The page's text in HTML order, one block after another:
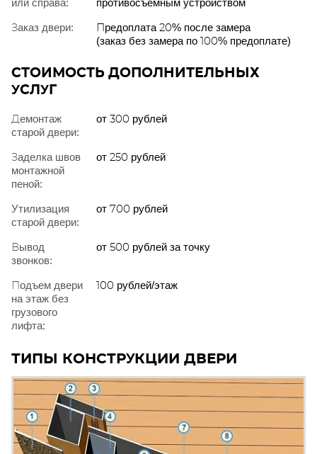
Заказ двери:
Предоплата 20% после замера
(заказ без замера по 100% предоплате)
СТОИМОСТЬ ДОПОЛНИТЕЛЬНЫХ
УСЛУГ
Демонтаж
старой двери:
от 300 рублей
Заделка швов
монтажной
пеной:
от 250 рублей
Утилизация
старой двери:
от 700 рублей
Вывод
звонков:
от 500 рублей за точку
Подъем двери
на этаж без
грузового
лифта:
100 рублей/этаж
ТИПЫ КОНСТРУКЦИИ ДВЕРИ